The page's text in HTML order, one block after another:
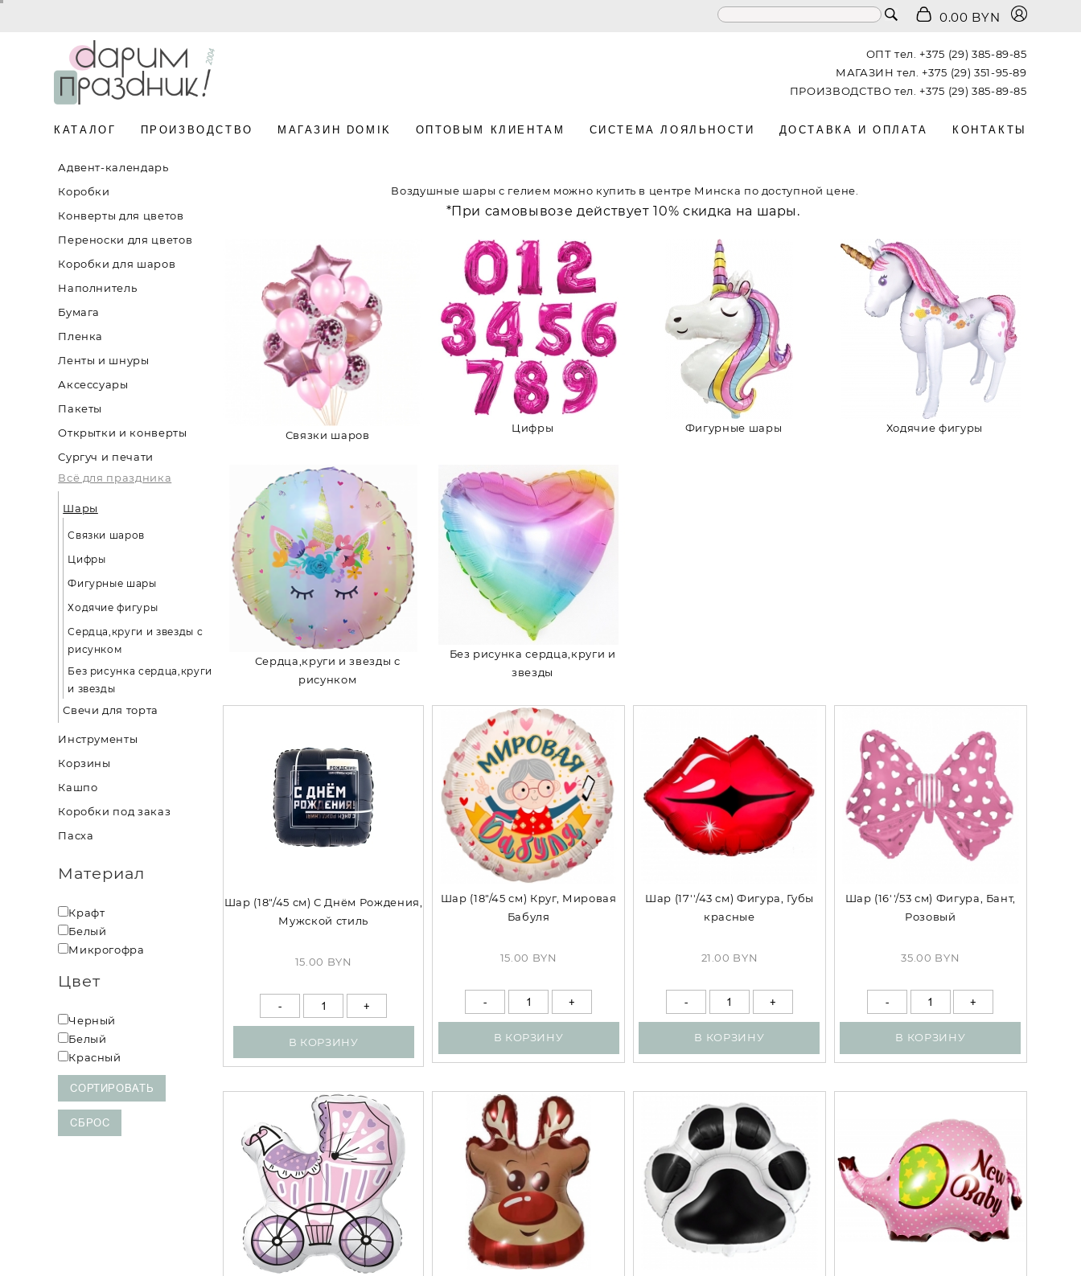
0.00 BYN
ОПТ тел. +375 (29) 385-89-85
МАГАЗИН тел. +375 (29) 351-95-89
ПРОИЗВОДСТВО тел. +375 (29) 385-89-85
КАТАЛОГ ПРОИЗВОДСТВО МАГАЗИН DOMIK ОПТОВЫМ КЛИЕНТАМ СИСТЕМА ЛОЯЛЬНОСТИ ДОСТАВКА И ОПЛАТА КОНТАКТЫ
Адвент-календарь
Коробки
Конверты для цветов
Переноски для цветов
Коробки для шаров
Наполнитель
Бумага
Пленка
Ленты и шнуры
Аксессуары
Пакеты
Открытки и конверты
Сургуч и печати
Всё для праздника
Шары
Связки шаров
Цифры
Фигурные шары
Ходячие фигуры
Сердца,круги и звезды с
рисунком
Без рисунка сердца,круги
и звезды
Свечи для торта
Инструменты
Корзины
Кашпо
Коробки под заказ
Пасха
Материал
Крафт
Белый
Микрогофра
Цвет
Черный
Белый
Красный
Воздушные шары с гелием можно купить в центре Минска по доступной цене.
*При самовывозе действует 10% скидка на шары.
Связки шаров
Цифры Фигурные шары Ходячие фигуры
Сердца,круги и звезды с
рисунком
Без рисунка сердца,круги и
звезды
Шар (18"/45 см) С Днём Рождения,
Мужской стиль
15.00 BYN
В КОРЗИНУ
Шар (18"/45 см) Круг, Мировая
Бабуля
15.00 BYN
В КОРЗИНУ
Шар (17''/43 см) Фигура, Губы
красные
21.00 BYN
В КОРЗИНУ
Шар (16''/53 см) Фигура, Бант,
Розовый
35.00 BYN
В КОРЗИНУ